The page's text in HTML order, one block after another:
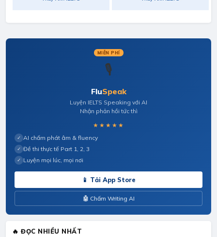
MIỄN PHÍ
🎙️
FluSpeak
Luyện IELTS Speaking với AI
Nhận phản hồi tức thì
★★★★★
✓ AI chấm phát âm & fluency
✓ Đề thi thực tế Part 1, 2, 3
✓ Luyện mọi lúc, mọi nơi
📱 Tải App Store
🤖 Chấm Writing AI
🔥 ĐỌC NHIỀU NHẤT